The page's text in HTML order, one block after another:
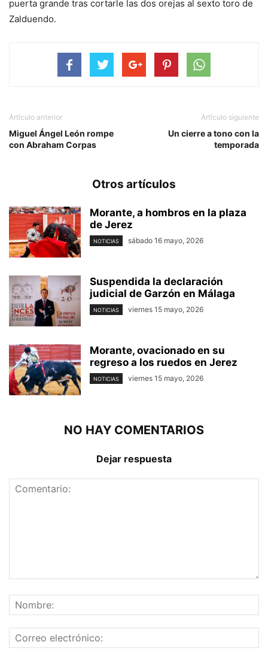
puerta grande tras cortarle las dos orejas al sexto toro de
Zalduendo.
Artículo anterior
Miguel Ángel León rompe
con Abraham Corpas
Artículo siguiente
Un cierre a tono con la
temporada
Otros artículos
Morante, a hombros en la plaza
de Jerez
NOTICIAS sábado 16 mayo, 2026
Suspendida la declaración
judicial de Garzón en Málaga
NOTICIAS viernes 15 mayo, 2026
Morante, ovacionado en su
regreso a los ruedos en Jerez
NOTICIAS viernes 15 mayo, 2026
NO HAY COMENTARIOS
Dejar respuesta